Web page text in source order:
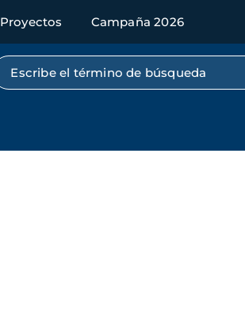
Proyectos Campaña 2026
Búsqueda por texto completo